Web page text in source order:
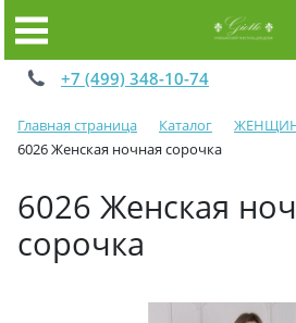
+7 (499) 348-10-74
Главная страница Каталог
6026 Женская ночная сорочка
6026 Женская
сорочка